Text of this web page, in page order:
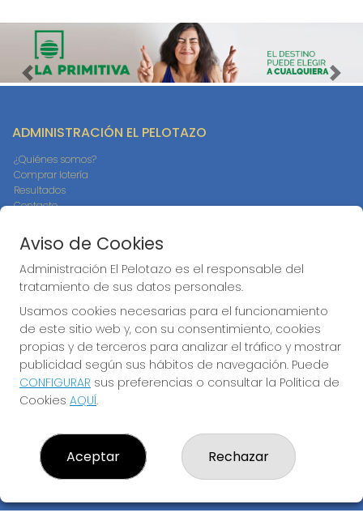
Imagen anterior
ADMINISTRACIÓN EL PELOTAZO
¿Quiénes somos?
Comprar lotería
Resultados
Contacto
Compra en SELAE
Peñas
Boletos digitales
Acceso
CONTACTO
ADMINISTRACION DE LOTERIAS: 17-CADIZ - RECEPTOR
OFICIAL: 21300
956073495
info@administracionelpelotazo.es
Callejones Cardoso nº12
Cádiz, 11002
Aviso de Cookies
Administración El Pelotazo es el responsable del
tratamiento de sus datos personales.
Usamos cookies necesarias para el funcionamiento
de este sitio web y, con su consentimiento, cookies
propias y de terceros para analizar el tráfico y mostrar
publicidad según sus hábitos de navegación. Puede
CONFIGURAR sus preferencias o consultar la Política de
Cookies AQUÍ.
Aceptar Rechazar